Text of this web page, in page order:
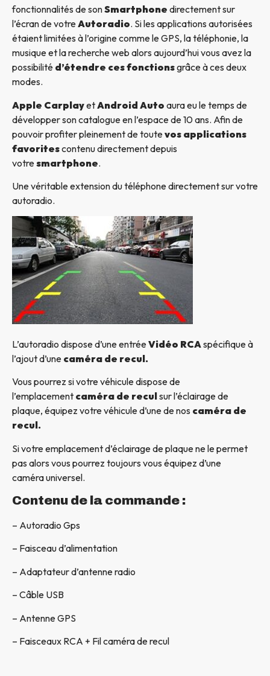
fonctionnalités de sonSmartphone directement sur
l’écran de votreAutoradio. Si les applications autorisées
étaient limitées à l’origine comme le GPS, la téléphonie, la
musique et la recherche web alors aujourd’hui vous avez la
possibilité d’étendre ces fonctionsgrâce à ces deux
modes.
Apple CarplayetAndroid Auto aura eu le temps de
développer son catalogue en l’espace de 10 ans. Afin de
pouvoir profiter pleinement de toutevos applications
favoritescontenu directement depuis
votresmartphone.
Une véritable extension du téléphone directement sur votre
autoradio.
L’autoradio dispose d’une entréeVidéo RCAspécifique à
l’ajout d’une caméra de recul.
Vous pourrez si votre véhicule dispose de
l’emplacement caméra de reculsur l’éclairage de
plaque, équipez votre véhicule d’une de nos caméra de
recul.
Si votre emplacement d’éclairage de plaque ne le permet
pas alors vous pourrez toujours vous équipez d’une
caméra universel.
Contenu de la commande :
– Autoradio Gps
– Faisceau d’alimentation
– Adaptateur d’antenne radio
– Câble USB
– Antenne GPS
– Faisceaux RCA + Fil caméra de recul